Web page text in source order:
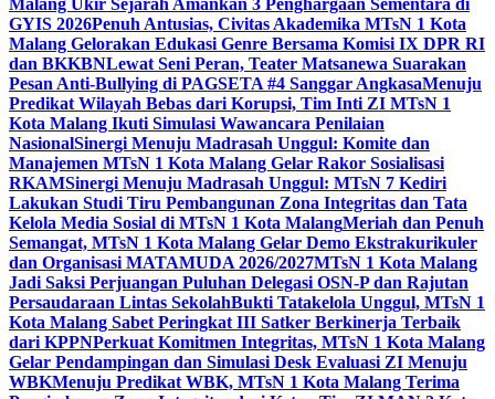
Malang Ukir Sejarah Amankan 3 Penghargaan Sementara di
GYIS 2026Penuh Antusias, Civitas Akademika MTsN 1 Kota
Malang Gelorakan Edukasi Genre Bersama Komisi IX DPR RI
dan BKKBNLewat Seni Peran, Teater Matsanewa Suarakan
Pesan Anti-Bullying di PAGSETA #4 Sanggar AngkasaMenuju
Predikat Wilayah Bebas dari Korupsi, Tim Inti ZI MTsN 1
Kota Malang Ikuti Simulasi Wawancara Penilaian
NasionalSinergi Menuju Madrasah Unggul: Komite dan
Manajemen MTsN 1 Kota Malang Gelar Rakor Sosialisasi
RKAMSinergi Menuju Madrasah Unggul: MTsN 7 Kediri
Lakukan Studi Tiru Pembangunan Zona Integritas dan Tata
Kelola Media Sosial di MTsN 1 Kota MalangMeriah dan Penuh
Semangat, MTsN 1 Kota Malang Gelar Demo Ekstrakurikuler
dan Organisasi MATAMUDA 2026/2027MTsN 1 Kota Malang
Jadi Saksi Perjuangan Puluhan Delegasi OSN-P dan Rajutan
Persaudaraan Lintas SekolahBukti Tatakelola Unggul, MTsN 1
Kota Malang Sabet Peringkat III Satker Berkinerja Terbaik
dari KPPNPerkuat Komitmen Integritas, MTsN 1 Kota Malang
Gelar Pendampingan dan Simulasi Desk Evaluasi ZI Menuju
WBKMenuju Predikat WBK, MTsN 1 Kota Malang Terima